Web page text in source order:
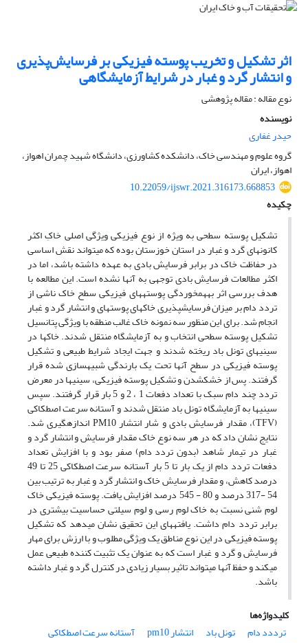
اثر تشکیل و تخریب پوسته فیزیکی بر فرسایش‌پذیری
و انتشار گرد و غبار در شرایط آزمایشگاهی
نوع مقاله : مقاله پژوهشی
نویسنده
حیدر غفاری
گروه علوم و مهندسی خاک، دانشکده کشاورزی، دانشگاه شهید چمران اهواز،
اهواز، ایران
10.22059/ijswr.2021.316173.668853
چکیده
تشکیل پوسته سطحی به ویژه از نوع فیزیکی ویژگی اصلی خاکِ­ اکثر
کانون­های گرد و غبار در استان خوزستان بوده که می­تواند نقش اساسی
در حفاظت خاک در برابر فرسایش بادی به عهده داشته باشد، اما در
اکثر مطالعات فرسایش بادی توجهی به آن­ها نشده است. این مطالعه با
هدف بررسی اثر به­هم­خوردگی پوسته­های فیزیکی سطح خاک ناشی از
تردد دام بر میزان فرسایش­پذیری خاک­های پوسته­ای و انتشار گرد و غبار
انجام شد. برای این منظور سه نمونه خاک غالب منطقه با ویژگی پتانسیل
تشکیل پوسته سطحی انتخاب و به آزمایشگاه منتقل شدند. خاک­ها در
سینی­های تونل باد ریخته شدند و جهت ایجاد شرایط طبیعی و تشکیل
پوسته فیزیکی در سطح آن­ها تحت یک بارندگی شبیه­سازی شده قرار
گرفتند. پس از خشک­شدن و تشکیل پوسته فیزیکی، سینی­ها در معرض
تردد چند دام سبک با تعداد دفعات 1 ، 2 و 5 بار قرار گرفتند. سپس
سینی­ها به آزمایشگاه تونل باد منتقل شدند و آستانه سرعت اصطکاکی
(TFV)، مقدار فرسایش بادی و شار انتشار PM10 اندازه­گیری شد.
نتایج نشان داد که در هر سه نوع خاک مقدار فرسایش و انتشار گرد و
غبار در تیمار شاهد (بدون تردد دام) صفر بود و با افزایش تعداد
دفعات تردد دام از یک بار تا 5 بار آستانه سرعت اصطکاکی 25 تا 49
درصد کاهش، و مقدار فرسایش خاک و انتشار گرد و غبار به ترتیب بین
54 -317 درصد و 80 - 545 درصد افزایش یافت. پوسته فیزیکی خاک
لوم شنی نسبت به خاک لوم رسی و لوم سیلتی حساسیت بیشتری در
برابر تردد دام داشت. یافته­های این تحقیق نشان می­دهد که تشکیل
پوسته فیزیکی در این نوع مناطق یک ویژگی مطلوب و با ارزش برای مهار
فرسایش و گرد و غبار است که به عنوان یک تثبیت کننده طبیعی عمل
می­کند و حفظ آنها می­تواند تاثیر بسیار زیادی در کنترل گرد و غبار داشته
باشد.
کلیدواژه‌ها
ترددد دام
تونل باد انتشار pm10
آستانه سرعت اصطکاکی